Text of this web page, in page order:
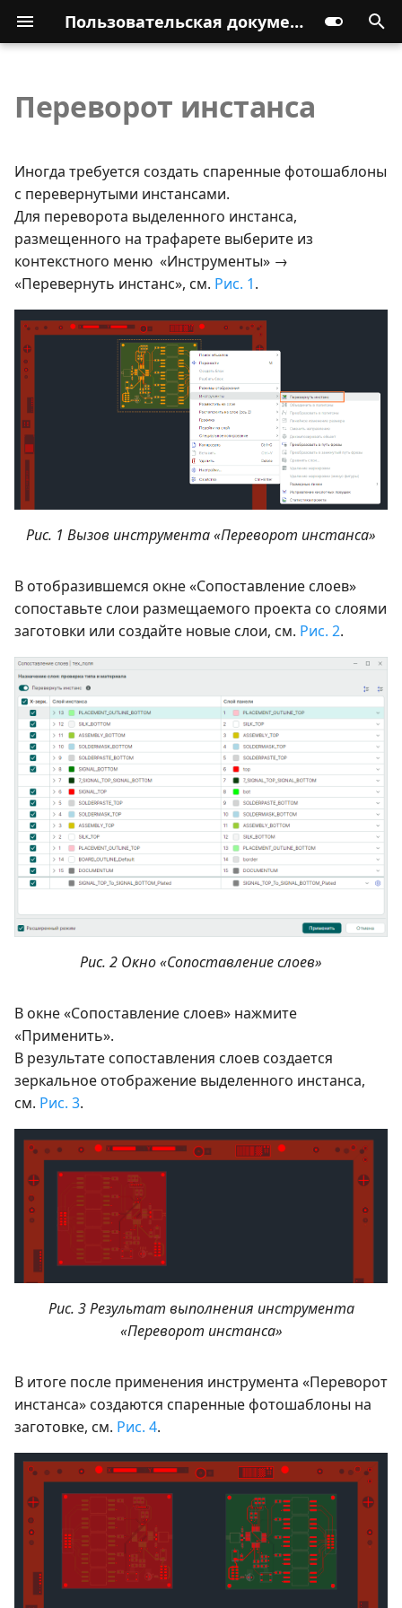
Пользовательская документация
Переворот инстанса
Иногда требуется создать спаренные фотошаблоны
с перевернутыми инстансами.
Для переворота выделенного инстанса,
размещенного на трафарете выберите из
контекстного меню «Инструменты» →
«Перевернуть инстанс», см. Рис. 1.
Рис. 1 Вызов инструмента «Переворот инстанса»
В отобразившемся окне «Сопоставление слоев»
сопоставьте слои размещаемого проекта со слоями
заготовки или создайте новые слои, см. Рис. 2.
Рис. 2 Окно «Сопоставление слоев»
В окне «Сопоставление слоев» нажмите
«Применить».
В результате сопоставления слоев создается
зеркальное отображение выделенного инстанса,
см. Рис. 3.
Рис. 3 Результат выполнения инструмента
«Переворот инстанса»
В итоге после применения инструмента «Переворот
инстанса» создаются спаренные фотошаблоны на
заготовке, см. Рис. 4.